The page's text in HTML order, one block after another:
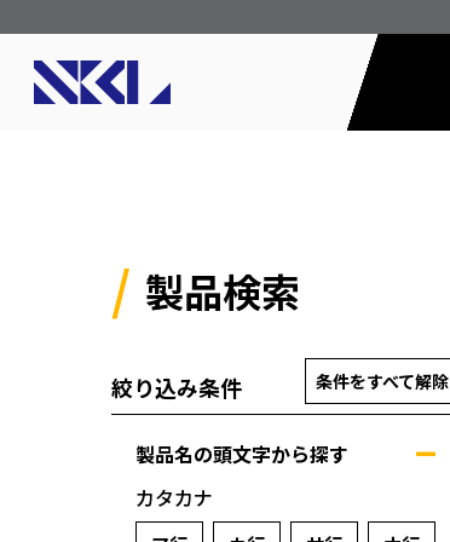
製品検索
絞り込み条件 条件をすべて解除
製品名の頭文字から探す
カタカナ